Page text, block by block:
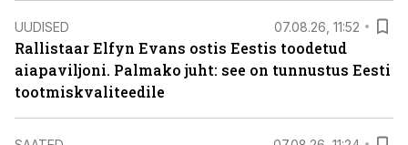
UUDISED 07.08.26, 11:52
Rallistaar Elfyn Evans ostis Eestis toodetud
aiapaviljoni. Palmako juht: see on tunnustus Eesti
tootmiskvaliteedile